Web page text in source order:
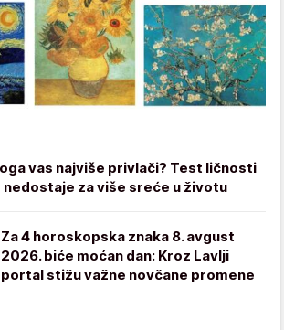
vas najviše privlači? Test ličnosti
za više sreće u životu
Za 4 horoskopska znaka 8. avgust
2026. biće moćan dan: Kroz Lavlji
portal stižu važne novčane promene